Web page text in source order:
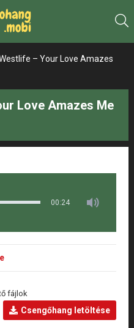
– Your Love Amazes
Love Amazes Me
00:24
fájlok
Csengőhang letöltése